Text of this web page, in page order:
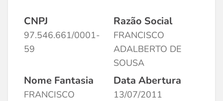
CNPJ
97.546.661/0001-
59
Razão Social
FRANCISCO
ADALBERTO DE
SOUSA
Nome Fantasia
FRANCISCO
Data Abertura
13/07/2011